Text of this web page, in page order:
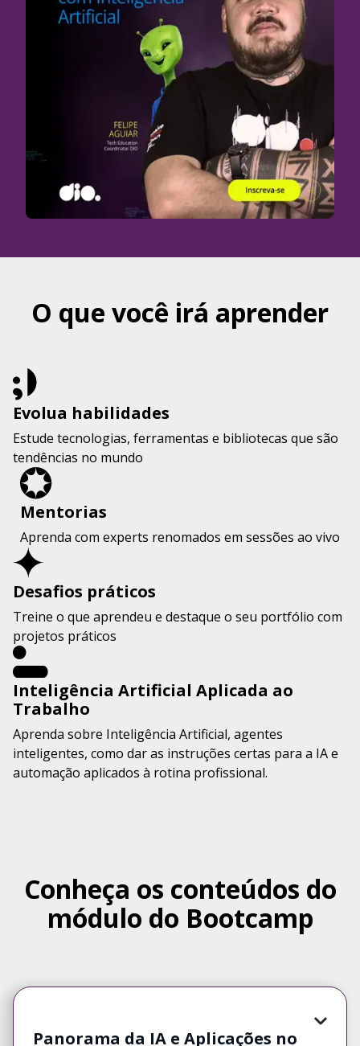
O que você irá aprender
Evolua habilidades
Estude tecnologias, ferramentas e bibliotecas que são
tendências no mundo
Mentorias
Aprenda com experts renomados em sessões ao vivo
Desafios práticos
Treine o que aprendeu e destaque o seu portfólio com
projetos práticos
Inteligência Artificial Aplicada ao
Trabalho
Aprenda sobre Inteligência Artificial, agentes
inteligentes, como dar as instruções certas para a IA e
automação aplicados à rotina profissional.
Conheça os conteúdos do
módulo do Bootcamp
Panorama da IA e Aplicações no